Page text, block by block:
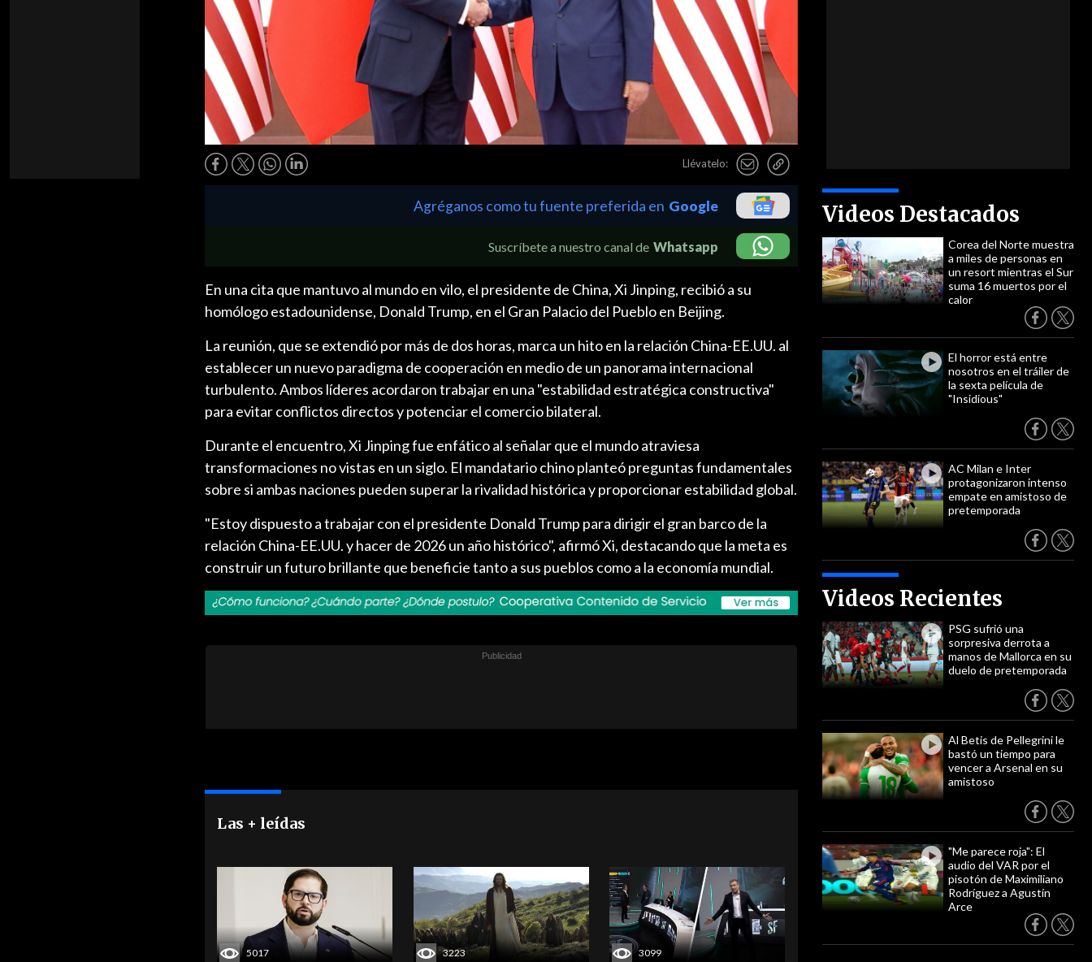
Llévatelo:
Videos Destacados
Corea del Norte muestra
a miles de personas en
un resort mientras el Sur
suma 16 muertos por el
calor
El horror está entre
nosotros en el tráiler de
la sexta película de
"Insidious"
AC Milan e Inter
protagonizaron intenso
empate en amistoso de
pretemporada
Videos Recientes
PSG sufrió una
sorpresiva derrota a
manos de Mallorca en su
duelo de pretemporada
Al Betis de Pellegrini le
bastó un tiempo para
vencer a Arsenal en su
amistoso
"Me parece roja": El
audio del VAR por el
pisotón de Maximiliano
Rodríguez a Agustín
Arce
Agréganos como tu fuente preferida en Google
Suscríbete a nuestro canal de Whatsapp
En una cita que mantuvo al mundo en vilo, el presidente de China, Xi Jinping, recibió a su
homólogo estadounidense, Donald Trump, en el Gran Palacio del Pueblo en Beijing.
La reunión, que se extendió por más de dos horas, marca un hito en la relación China-EE.UU. al
establecer un nuevo paradigma de cooperación en medio de un panorama internacional
turbulento. Ambos líderes acordaron trabajar en una "estabilidad estratégica constructiva"
para evitar conflictos directos y potenciar el comercio bilateral.
Durante el encuentro, Xi Jinping fue enfático al señalar que el mundo atraviesa
transformaciones no vistas en un siglo. El mandatario chino planteó preguntas fundamentales
sobre si ambas naciones pueden superar la rivalidad histórica y proporcionar estabilidad global.
"Estoy dispuesto a trabajar con el presidente Donald Trump para dirigir el gran barco de la
relación China-EE.UU. y hacer de 2026 un año histórico", afirmó Xi, destacando que la meta es
construir un futuro brillante que beneficie tanto a sus pueblos como a la economía mundial.
Las + leídas
5017 3223 3099